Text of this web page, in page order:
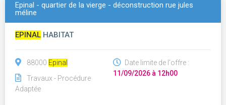
Epinal - quartier de la vierge - déconstruction rue jules
méline
EPINAL HABITAT
88000 Epinal
Travaux - Procédure
Adaptée
Date limite de l'offre :
11/09/2026 à 12h00